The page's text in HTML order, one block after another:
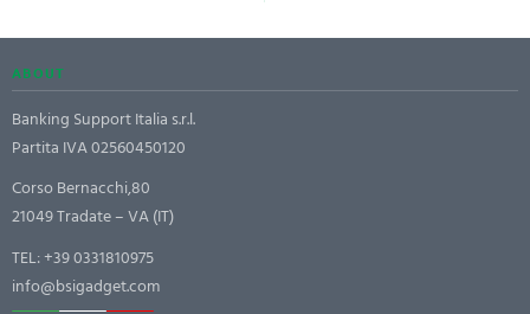
ABOUT
Banking Support Italia s.r.l.
Partita IVA 02560450120
Corso Bernacchi,80
21049 Tradate – VA (IT)
TEL:+39 0331810975
info@bsigadget.com